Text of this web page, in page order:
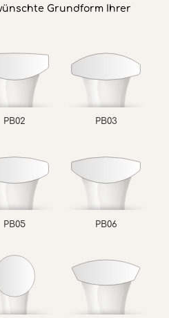
Grundform Ihrer
PB02 PB03
PB05 PB06